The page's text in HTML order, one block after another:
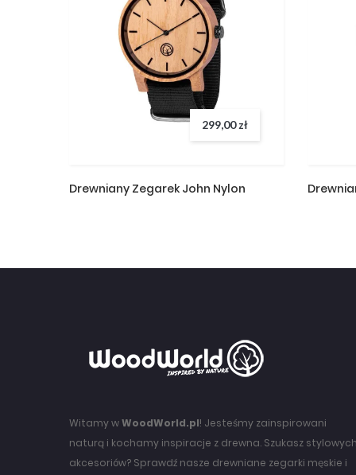
299,00 zł
Drewniany Zegarek John Nylon
Witamy wWoodWorld.pl! Jesteśmy zainspirowani
naturą i kochamy inspiracje z drewna. Szukasz
akcesoriów? Sprawdź nasze drewniane zegarki męskie i